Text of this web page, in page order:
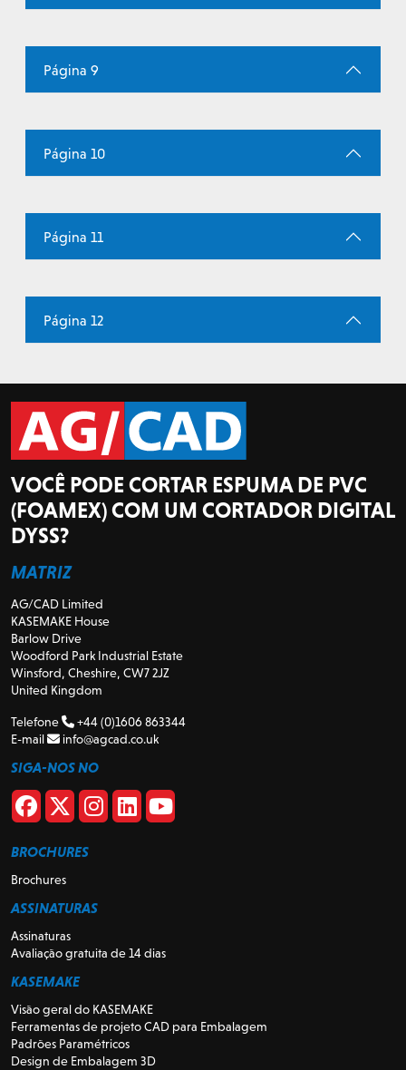
Página 9
Página 10
Página 11
Página 12
VOCÊ PODE CORTAR ESPUMA DE PVC
(FOAMEX) COM UM CORTADOR DIGITAL
DYSS?
MATRIZ
AG/CAD Limited
KASEMAKE House
Barlow Drive
Woodford Park Industrial Estate
Winsford, Cheshire, CW7 2JZ
United Kingdom
Telefone
+44 (0)1606 863344
E-mail
info@agcad.co.uk
SIGA-NOS NO
BROCHURES
Brochures
ASSINATURAS
Assinaturas
Avaliação gratuita de 14 dias
KASEMAKE
Visão geral do KASEMAKE
Ferramentas de projeto CAD para Embalagem
Padrões Paramétricos
Design de Embalagem 3D